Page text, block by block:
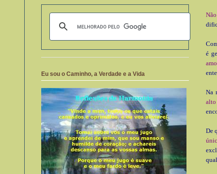
é
Na
De
Eu sou o Caminho, a Verdade e a Vida